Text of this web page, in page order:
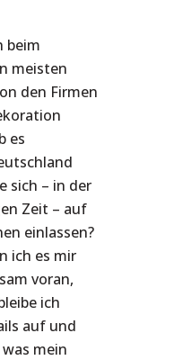
beim
meisten
den Firmen
es
sich – in der
Zeit – auf
einlassen?
ich es mir
voran,
ich
auf und
mein